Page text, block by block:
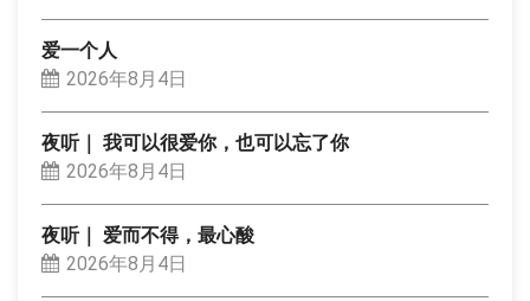
爱一个人
2026年8月4日
夜听｜ 我可以很爱你，也可以忘了你
2026年8月4日
夜听｜ 爱而不得，最心酸
2026年8月4日